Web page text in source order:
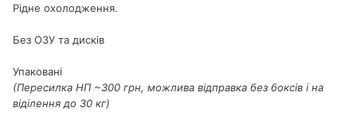
Рідне охолодження.
Без ОЗУ та дисків
Упаковані
(Пересилка НП ~300 грн, можлива відправка без боксів і на
віділення до 30 кг)